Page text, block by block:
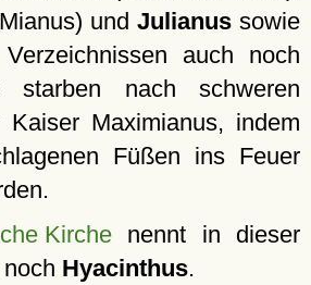
und Julianussowie
auch noch
starben nach schweren
Kaiser Maximianus, indem
Füßen ins Feuer
Kirche nennt in dieser
Hyacinthus.